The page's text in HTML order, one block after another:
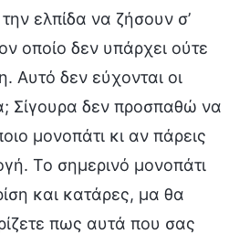
ελπίδα να ζήσουν σ’
οποίο δεν υπάρχει ούτε
Αυτό δεν εύχονται οι
Σίγουρα δεν προσπαθώ να
μονοπάτι κι αν πάρεις
Το σημερινό μονοπάτι
και κατάρες, μα θα
πως αυτά που σας